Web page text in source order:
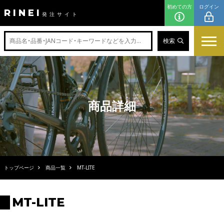
RINEI 発注サイト
初めての方 ログイン
検索
商品詳細
トップページ 商品一覧 MT-LITE
MT-LITE